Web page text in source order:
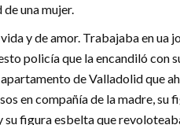
una mujer.
y de amor. Trabajaba en ua
policía que la encandiló con
de Valladolid que
en compañía de la madre, su
su figura esbelta que